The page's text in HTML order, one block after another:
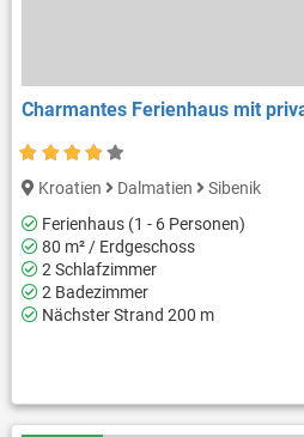
Charmantes Ferienhaus mit
Kroatien Dalmatien
Sibenik
Ferienhaus (1 - 6 Personen)
80 m² / Erdgeschoss
2 Schlafzimmer
2 Badezimmer
Nächster Strand 200 m